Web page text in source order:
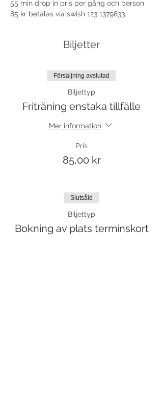
55 min drop in pris per gång och person
85 kr betalas via swish 123 1379833.
Biljetter
Försäljning avslutad
Biljettyp
Friträning enstaka tillfälle
Mer information
Pris
85,00 kr
Slutsåld
Biljettyp
Bokning av plats terminskort